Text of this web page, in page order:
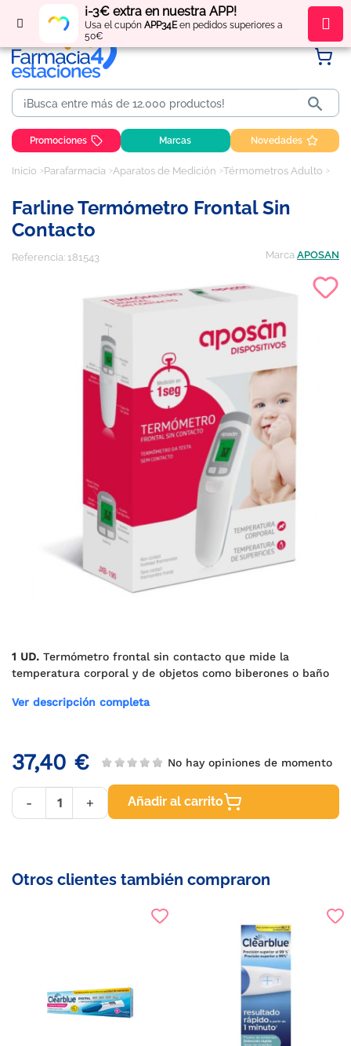
¡-3€ extra en nuestra APP!
Usa el cupón APP34Een pedidos superiores a
50€
Regístratey obténpuntos por tus compras

Promociones Marcas Novedades
Inicio Parafarmacia Aparatos de Medición Térmometros Adulto
Farline Termómetro Frontal Sin
Contacto
Referencia: 181543 Marca APOSAN
1 UD. Termómetro frontal sin contacto que mide la
temperatura corporal y de objetos como biberones o baño
Ver descripción completa
37,40 € No hay opiniones de momento
- + Añadir al carrito
Otros clientes también compraron